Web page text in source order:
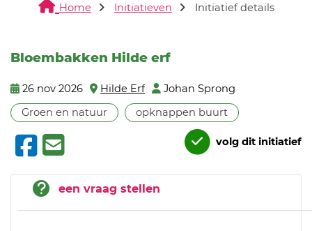
Home Initiatieven Initiatief details
Bloembakken Hilde erf
26 nov 2026 Hilde Erf
Johan Sprong
Groen en natuur
opknappen buurt
volg dit initiatief
een vraag stellen